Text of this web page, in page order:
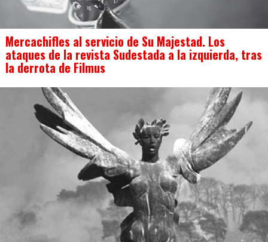
Mercachifles al servicio de Su Majestad. Los
ataques de la revista Sudestada a la izquierda, tras
la derrota de Filmus